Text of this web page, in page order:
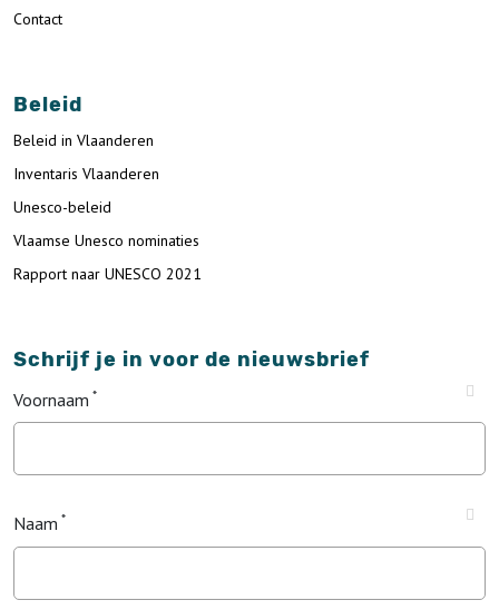
Contact
Beleid
Beleid in Vlaanderen
Inventaris Vlaanderen
Unesco-beleid
Vlaamse Unesco nominaties
Rapport naar UNESCO 2021
Schrijf je in voor de nieuwsbrief
Voornaam
Naam